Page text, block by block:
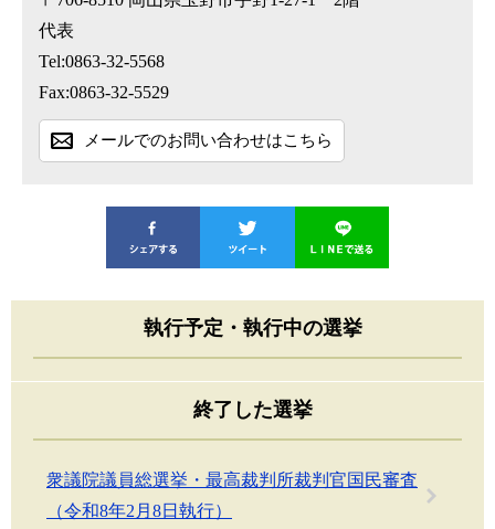
代表
Tel:0863-32-5568
Fax:0863-32-5529
メールでのお問い合わせはこちら
執行予定・執行中の選挙
終了した選挙
衆議院議員総選挙・最高裁判所裁判官国民審査
（令和8年2月8日執行）